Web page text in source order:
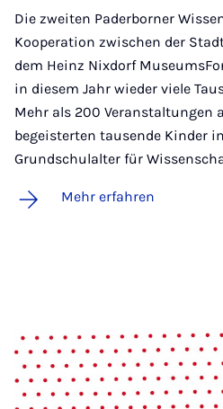
Die zweiten Paderborner
Kooperation zwischen der
dem Heinz Nixdorf
in diesem Jahr wieder viele
Mehr als 200 Veranstaltungen
begeisterten tausende Kinder
Grundschulalter für
Mehr erfahren